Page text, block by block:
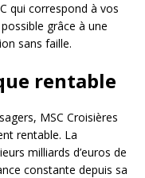
qui correspond à vos
grâce à une
sans faille.
rentable
MSC Croisières
rentable. La
milliards d’euros de
constante depuis sa